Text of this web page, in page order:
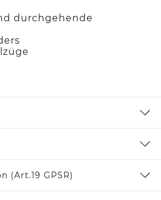
durchgehende
(Art.19 GPSR)